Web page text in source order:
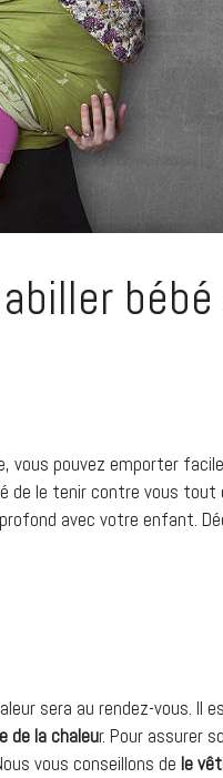
vous pouvez emporter
de le tenir contre vous
avec votre enfant.
sera au rendez-vous. Il
de la chaleur. Pour assurer
vous conseillons de le